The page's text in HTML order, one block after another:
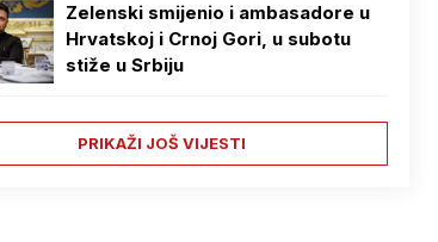
Zelenski smijenio i ambasadore u
Hrvatskoj i Crnoj Gori, u subotu
stiže u Srbiju
PRIKAŽI JOŠ VIJESTI